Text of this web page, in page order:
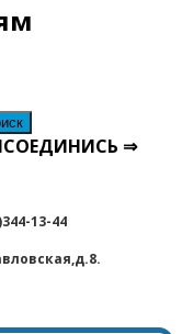
⇒
13-44